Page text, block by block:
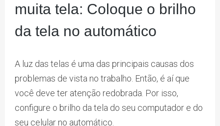
muita tela: Coloque o brilho
da tela no automático
A luz das telas é uma das principais causas dos
problemas de vista no trabalho. Então, é aí que
você deve ter atenção redobrada. Por isso,
configure o brilho da tela do seu computador e do
seu celular no automático.